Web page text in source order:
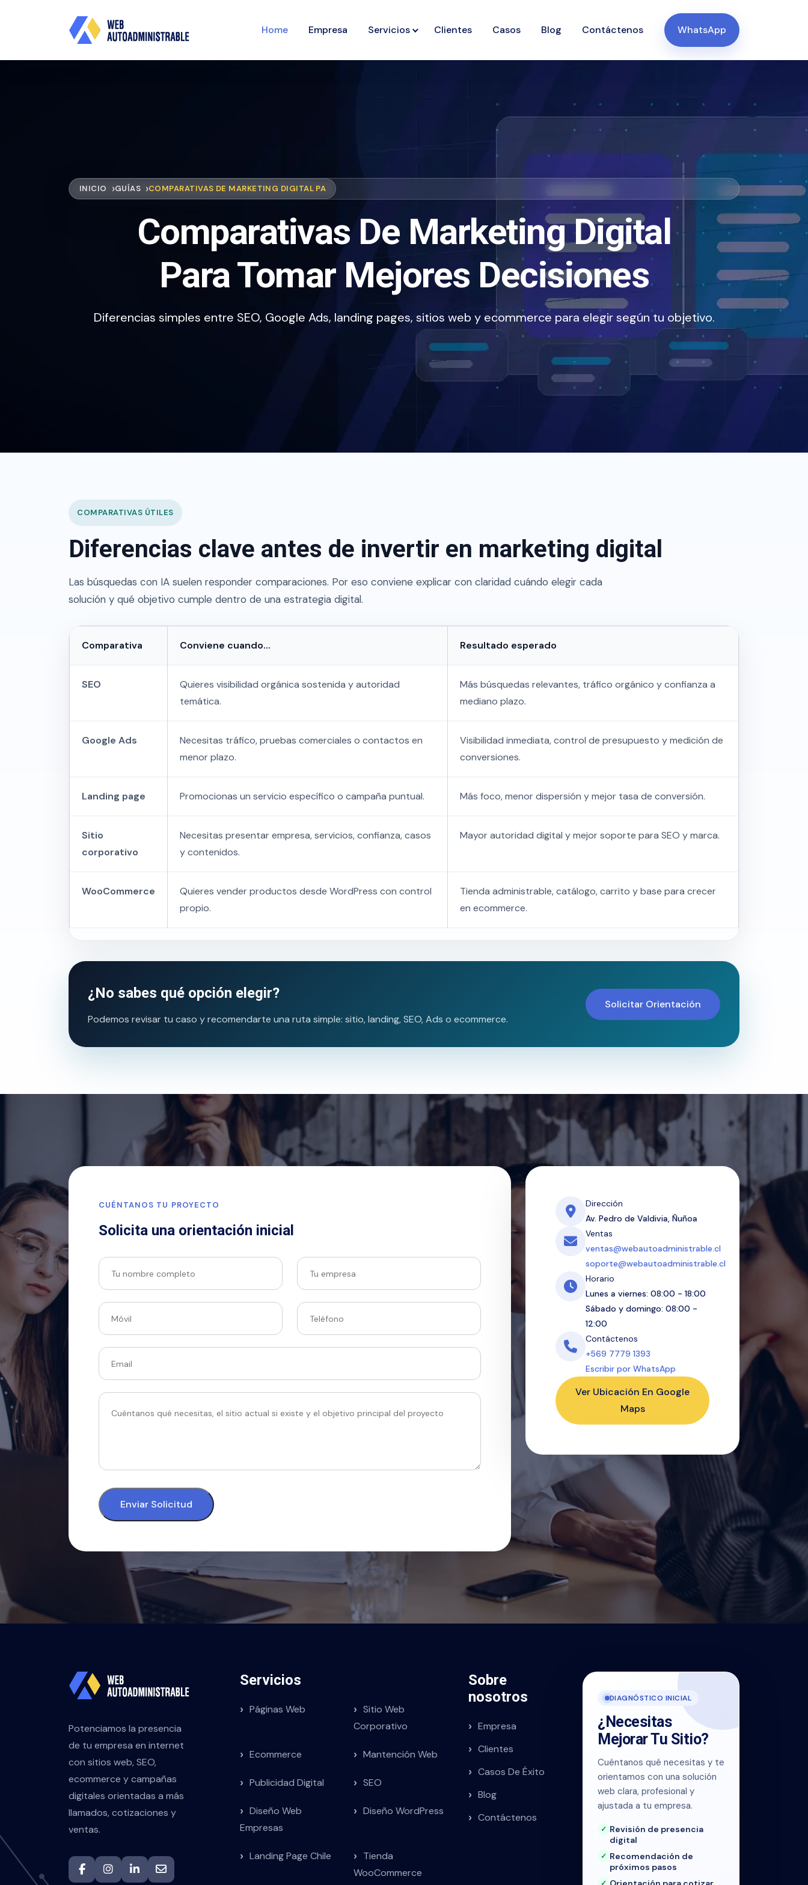
Home Empresa Servicios Clientes Casos Blog Contáctenos WhatsApp
INICIO GUÍAS COMPARATIVAS DE MARKETING DIGITAL PA
Comparativas De Marketing Digital
Para Tomar Mejores Decisiones
Diferencias simples entre SEO, Google Ads, landing pages, sitios web y ecommerce para elegir según tu objetivo.
COMPARATIVAS ÚTILES
Diferencias clave antes de invertir en marketing digital
Las búsquedas con IA suelen responder comparaciones. Por eso conviene explicar con claridad cuándo elegir cada
solución y qué objetivo cumple dentro de una estrategia digital.
Comparativa Conviene cuando... Resultado esperado
SEO
Quieres visibilidad orgánica sostenida y autoridad
temática.
Más búsquedas relevantes, tráfico orgánico y confianza a
mediano plazo.
Google Ads
Necesitas tráfico, pruebas comerciales o contactos en
menor plazo.
Visibilidad inmediata, control de presupuesto y medición de
conversiones.
Landing page Promocionas un servicio específico o campaña puntual. Más foco, menor dispersión y mejor tasa de conversión.
Sitio
corporativo
Necesitas presentar empresa, servicios, confianza, casos
y contenidos.
Mayor autoridad digital y mejor soporte para SEO y marca.
WooCommerce
Quieres vender productos desde WordPress con control
propio.
Tienda administrable, catálogo, carrito y base para crecer
en ecommerce.
¿No sabes qué opción elegir?
Podemos revisar tu caso y recomendarte una ruta simple: sitio, landing, SEO, Ads o ecommerce.
Solicitar Orientación
CUÉNTANOS TU PROYECTO
Solicita una orientación inicial
Enviar Solicitud
Dirección
Av. Pedro de Valdivia, Ñuñoa
Ventas
ventas@webautoadministrable.cl
soporte@webautoadministrable.cl
Horario
Lunes a viernes: 08:00 - 18:00
Sábado y domingo: 08:00 -
12:00
Contáctenos
+569 7779 1393
Escribir por WhatsApp
Ver Ubicación En Google
Maps
Potenciamos la presencia
de tu empresa en internet
con sitios web, SEO,
ecommerce y campañas
digitales orientadas a más
llamados, cotizaciones y
ventas.
Servicios
Páginas Web
Sitio Web
Corporativo
Ecommerce Mantención Web
Publicidad Digital SEO
Diseño Web
Empresas
Diseño WordPress
Landing Page Chile
Tienda
WooCommerce
Sobre
nosotros
Empresa
Clientes
Casos De Éxito
Blog
Contáctenos
DIAGNÓSTICO INICIAL
¿Necesitas
Mejorar Tu Sitio?
Cuéntanos qué necesitas y te
orientamos con una solución
web clara, profesional y
ajustada a tu empresa.
Revisión de presencia
digital
Recomendación de
próximos pasos